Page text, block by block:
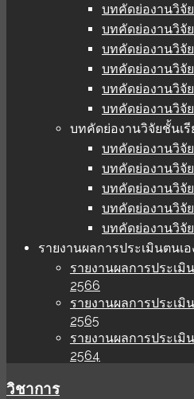
บทคัดย่องานวิจั
บทคัดย่องานวิจั
บทคัดย่องานวิจั
บทคัดย่องานวิจั
บทคัดย่องานวิจั
บทคัดย่องานวิจั
บทคัดย่องานวิจัยชั้นเ
บทคัดย่องานวิจั
บทคัดย่องานวิจั
บทคัดย่องานวิจั
บทคัดย่องานวิจั
บทคัดย่องานวิจั
รายงานผลการประเมินตนเอ
รายงานผลการประเมิ
2566
รายงานผลการประเมิ
2565
รายงานผลการประเมิ
2564
วิชาการ